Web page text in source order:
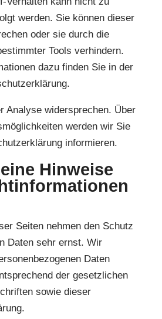
werden. Sie können dieser
oder sie durch die
Tools verhindern.
dazu finden Sie in der
Analyse widersprechen. Über
werden wir Sie
informieren.
Hinweise
Seiten nehmen den Schutz
Daten sehr ernst. Wir
Daten
der gesetzlichen
sowie dieser